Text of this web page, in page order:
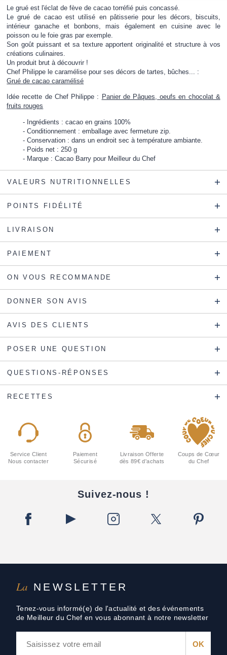
Le grué est l'éclat de fève de cacao torréfié puis concassé.
Le grué de cacao est utilisé en pâtisserie pour les décors, biscuits,
intérieur ganache et bonbons, mais également en cuisine avec le
poisson ou le foie gras par exemple.
Son goût puissant et sa texture apportent originalité et structure à vos
créations culinaires.
Un produit brut à découvrir !
Chef Philippe le caramélise pour ses décors de tartes, bûches... :
Grué de cacao caramélisé
Idée recette de Chef Philippe : Panier de Pâques, oeufs en chocolat &
fruits rouges
Ingrédients : cacao en grains 100%
Conditionnement : emballage avec fermeture zip.
Conservation : dans un endroit sec à température ambiante.
Poids net : 250 g
Marque : Cacao Barry pour Meilleur du Chef
VALEURS NUTRITIONNELLES
POINTS FIDÉLITÉ
LIVRAISON
PAIEMENT
ON VOUS RECOMMANDE
DONNER SON AVIS
AVIS DES CLIENTS
POSER UNE QUESTION
QUESTIONS-RÉPONSES
RECETTES
La NEWSLETTER
Tenez-vous informé(e) de l'actualité et des événements
de Meilleur du Chef en vous abonnant à notre newsletter
Service Client
Nous contacter
Paiement
Sécurisé
Livraison Offerte
dès 89€ d'achats
Coups de Cœur
du Chef
Suivez-nous !